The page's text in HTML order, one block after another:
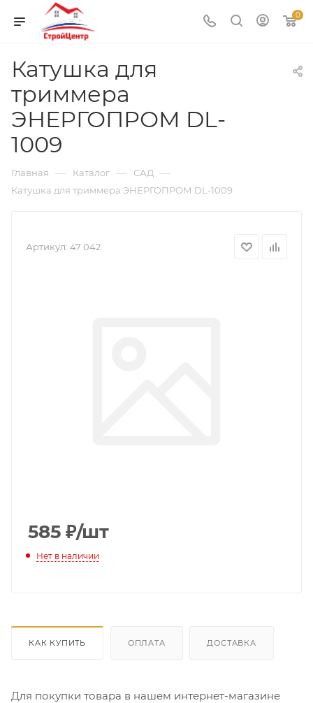
0
Катушка для
триммера
ЭНЕРГОПРОМ DL-
1009
Главная — Каталог — САД —
Катушка для триммера ЭНЕРГОПРОМ DL-1009
Артикул: 47 042
585 ₽/шт
Нет в наличии
КАК КУПИТЬ ОПЛАТА ДОСТАВКА
Для покупки товара в нашем интернет-магазине